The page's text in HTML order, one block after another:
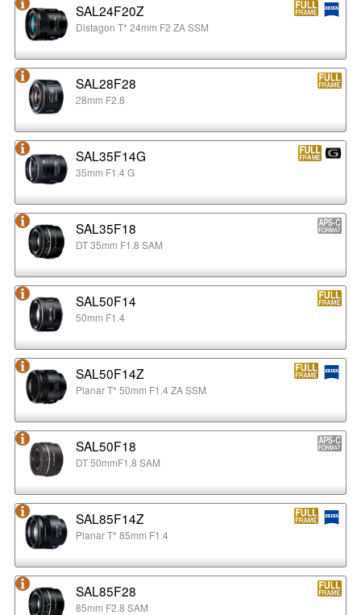
SAL24F20Z
Distagon T* 24mm F2 ZA SSM
SAL28F28
28mm F2.8
SAL35F14G
35mm F1.4 G
SAL35F18
DT 35mm F1.8 SAM
SAL50F14
50mm F1.4
SAL50F14Z
Planar T* 50mm F1.4 ZA SSM
SAL50F18
DT 50mmF1.8 SAM
SAL85F14Z
Planar T* 85mm F1.4
SAL85F28
85mm F2.8 SAM